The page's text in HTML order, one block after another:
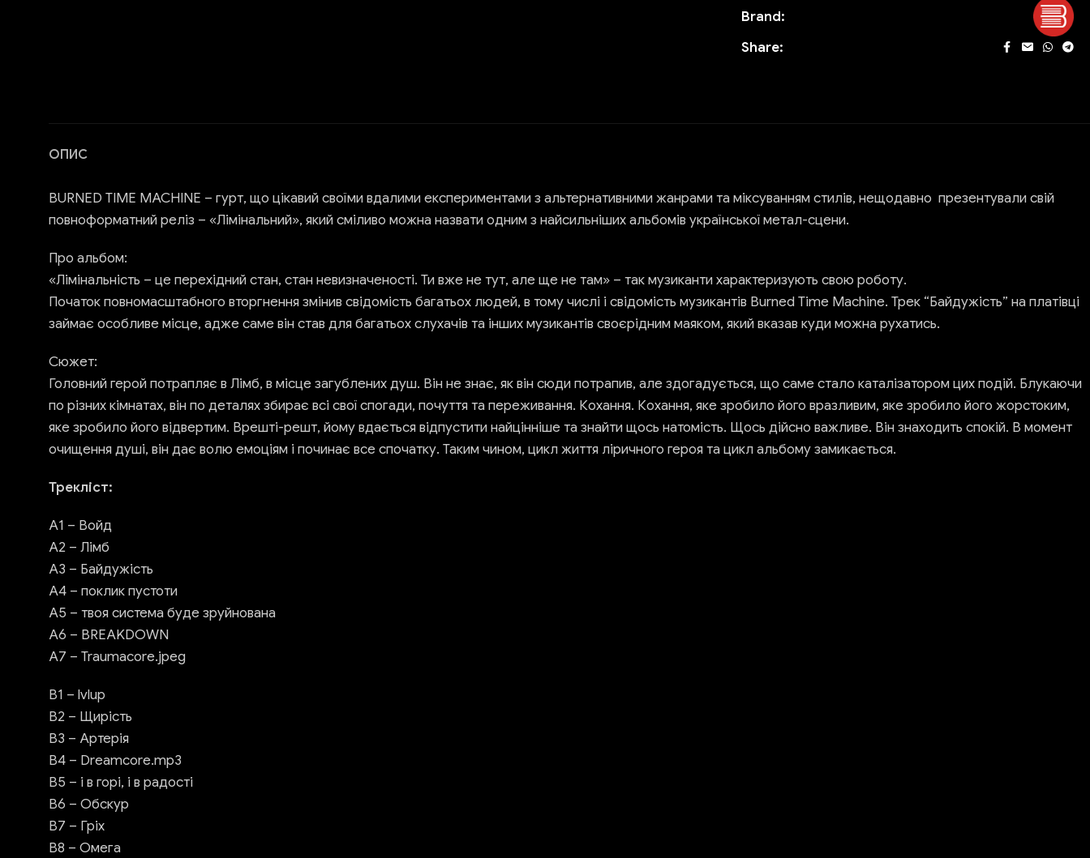
Brand:
Share:
ОПИС
BURNED TIME MACHINE – гурт, що цікавий своїми вдалими експериментами з альтернативними жанрами та міксуванням стилів, нещодавно презентували свій
повноформатний реліз – «Лімінальний», який сміливо можна назвати одним з найсильніших альбомів української метал-сцени.
Про альбом:
«Лімінальність – це перехідний стан, стан невизначеності. Ти вже не тут, але ще не там» – так музиканти характеризують свою роботу.
Початок повномасштабного вторгнення змінив свідомість багатьох людей, в тому числі і свідомість музикантів Burned Time Machine. Трек “Байдужість” на платівці
займає особливе місце, адже саме він став для багатьох слухачів та інших музикантів своєрідним маяком, який вказав куди можна рухатись.
Сюжет:
Головний герой потрапляє в Лімб, в місце загублених душ. Він не знає, як він сюди потрапив, але здогадується, що саме стало каталізатором цих подій. Блукаючи
по різних кімнатах, він по деталях збирає всі свої спогади, почуття та переживання. Кохання. Кохання, яке зробило його вразливим, яке зробило його жорстоким,
яке зробило його відвертим. Врешті-решт, йому вдається відпустити найцінніше та знайти щось натомість. Щось дійсно важливе. Він знаходить спокій. В момент
очищення душі, він дає волю емоціям і починає все спочатку. Таким чином, цикл життя ліричного героя та цикл альбому замикається.
Трекліст:
А1 – Войд
А2 – Лімб
А3 – Байдужість
А4 – поклик пустоти
А5 – твоя система буде зруйнована
А6 – BREAKDOWN
А7 – Traumacore.jpeg
В1 – lvlup
B2 – Щирість
В3 – Артерія
В4 – Dreamcore.mp3
В5 – і в горі, і в радості
В6 – Обскур
В7 – Гріх
В8 – Омега